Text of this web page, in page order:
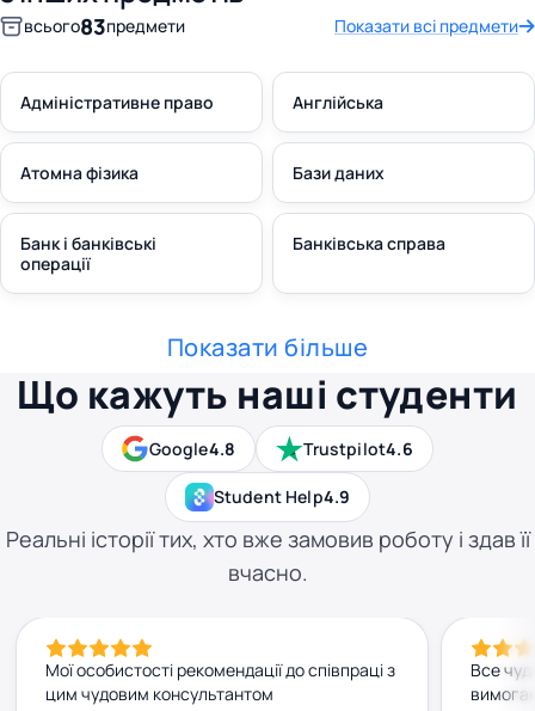
всього83предмети Показати всі предмети
Адміністративне право Англійська
Атомна фізика Бази даних
Банк і банківські
операції
Банківська справа
Показати більше
Google4.8 Trustpilot4.6
Student Help4.9
Що кажуть наші студенти
Реальні історії тих, хто вже замовив роботу і здав її
вчасно.
Мої особистості рекомендації до співпраці з
цим чудовим консультантом
Все